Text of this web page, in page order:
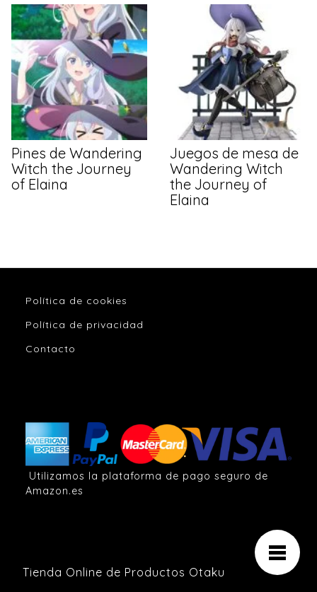
Pines de Wandering
Witch the Journey
of Elaina
Juegos de mesa de
Wandering Witch
the Journey of
Elaina
Política de cookies
Política de privacidad
Contacto
Utilizamos la plataforma de pago seguro de
Amazon.es
Tienda Online de Productos Otaku